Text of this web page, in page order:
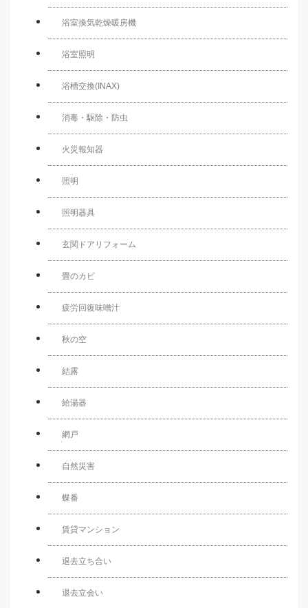
浴室換気乾燥暖房機
浴室照明
浴槽交換(INAX)
消毒・駆除・防虫
火災報知器
照明
照明器具
玄関ドアリフォーム
畳のカビ
疲労回復味噌汁
秋の空
結露
給湯器
網戸
自然災害
蝶番
賃貸マンション
退去立ち合い
退去立会い